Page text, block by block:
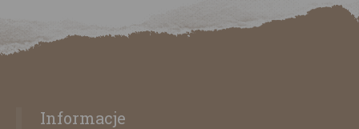
Informacje